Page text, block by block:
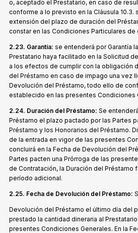
o, aceptado el Prestatario, en caso de
conforme a lo previsto en la Cláusula
extensión del plazo de duración del
constar en las Condiciones Particulares de
2.23. Garantía: se entenderá por Garantía
Prestatario haya facilitado en la Solicitud
a los efectos de cumplir con la obligación
del Préstamo en caso de impago una vez
Devolución del Préstamo, todo ello de
establecido en las presentes Condiciones
2.24. Duración del Préstamo: Se
Préstamo el plazo pactado por las Partes
Préstamo y los Honorarios del Préstamo.
de la entrada en vigor de las presentes
concluirá en la Fecha de Devolución del
Partes pacten una Prórroga de las
de Contratación, la Duración del Préstamo
período adicional.
2.25. Fecha de Devolución del Préstamo:
Devolución del Préstamo el último día del
prestado la cantidad dineraria al
presentes Condiciones Generales. En la